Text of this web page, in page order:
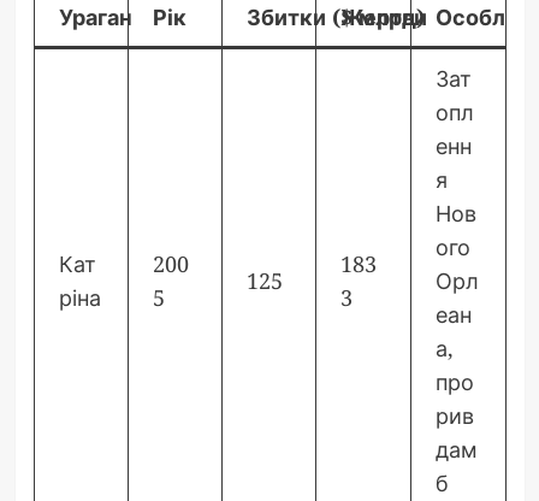
Ураган Рік Збитки ($ млрд)
Жертви
Кат
ріна
200
5
125
183
3
Зат
опл
енн
я
Нов
ого
Орл
еан
а,
про
рив
дам
б